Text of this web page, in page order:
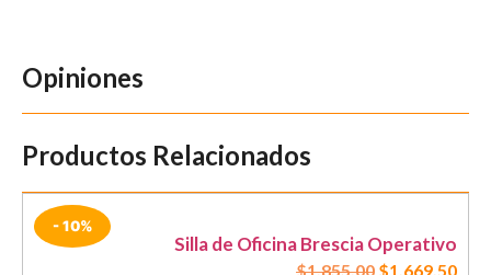
Productos Relacionados
- 10%
Silla de Oficina Brescia Operativo
$1,855.00 $1,669.50
Opiniones